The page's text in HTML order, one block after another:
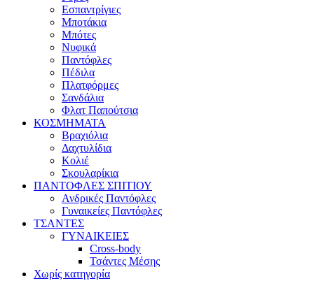
Εσπαντρίγιες
Μποτάκια
Μπότες
Νυφικά
Παντόφλες
Πέδιλα
Πλατφόρμες
Σανδάλια
Φλατ Παπούτσια
ΚΟΣΜΗΜΑΤΑ
Βραχιόλια
Δαχτυλίδια
Κολιέ
Σκουλαρίκια
ΠΑΝΤΟΦΛΕΣ ΣΠΙΤΙΟΥ
Ανδρικές Παντόφλες
Γυναικείες Παντόφλες
ΤΣΑΝΤΕΣ
ΓΥΝΑΙΚΕΙΕΣ
Cross-body
Τσάντες Μέσης
Χωρίς κατηγορία